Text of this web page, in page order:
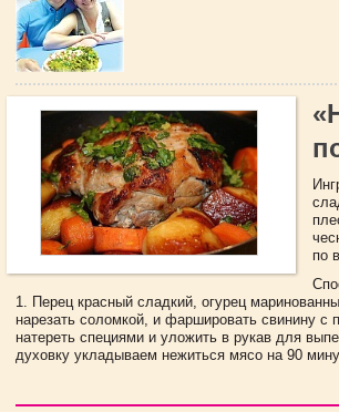
по
1. Перец красный сладкий, огурец
нарезать соломкой, и фаршировать свинину
натереть специями и уложить в рукав для
духовку укладываем нежиться мясо на 90